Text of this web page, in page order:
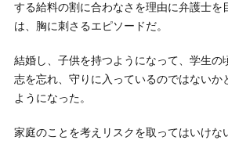
する給料の割に合わなさを理由に弁護士を
は、胸に刺さるエピソードだ。
結婚し、子供を持つようになって、学生の
志を忘れ、守りに入っているのではないか
ようになった。
家庭のことを考えリスクを取ってはいけな